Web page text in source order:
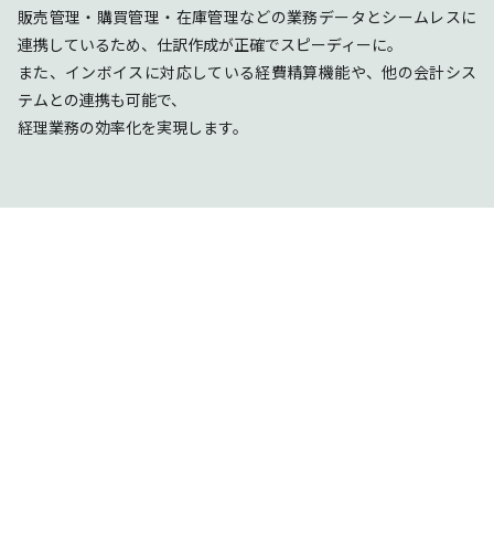
販売管理・購買管理・在庫管理などの業務データとシームレスに
連携しているため、仕訳作成が正確でスピーディーに。
また、インボイスに対応している経費精算機能や、他の会計シス
テムとの連携も可能で、
経理業務の効率化を実現します。